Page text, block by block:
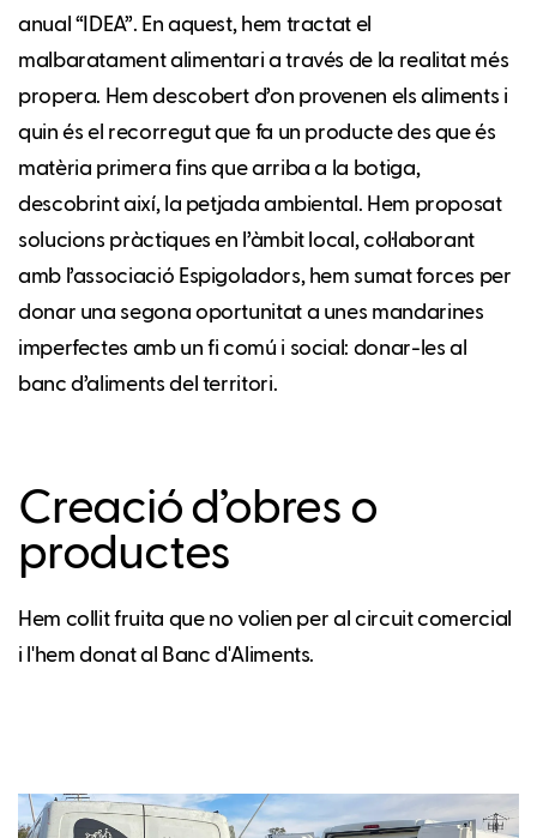
anual “IDEA”. En aquest, hem tractat el
malbaratament alimentari a través de la realitat més
propera. Hem descobert d’on provenen els aliments i
quin és el recorregut que fa un producte des que és
matèria primera fins que arriba a la botiga,
descobrint així, la petjada ambiental. Hem proposat
solucions pràctiques en l’àmbit local, col·laborant
amb l’associació Espigoladors, hem sumat forces per
donar una segona oportunitat a unes mandarines
imperfectes amb un fi comú i social: donar-les al
banc d’aliments del territori.
Creació d’obres o
productes
Hem collit fruita que no volien per al circuit comercial
i l'hem donat al Banc d'Aliments.